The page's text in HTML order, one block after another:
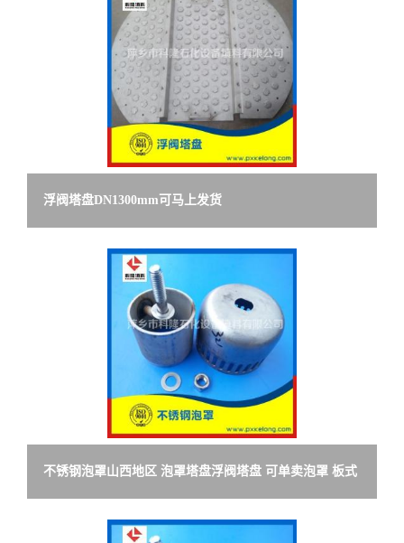
浮阀塔盘DN1300mm可马上发货
不锈钢泡罩山西地区 泡罩塔盘浮阀塔盘 可单卖泡罩 板式
塔更换